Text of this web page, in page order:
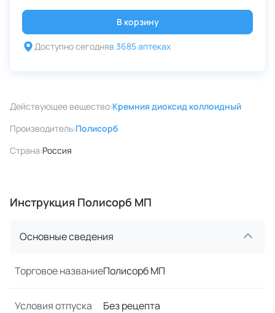
В корзину
Доступно сегодняв 3685 аптеках
Действующее вещество:Кремния диоксид коллоидный
Производитель:Полисорб
Страна:Россия
Инструкция Полисорб МП
Основные сведения
Торговое названиеПолисорб МП
Условия отпуска Без рецепта